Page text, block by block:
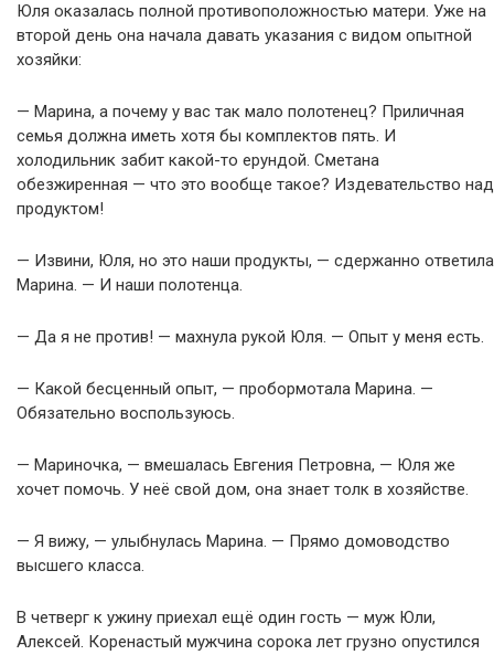
Юля оказалась полной противоположностью матери. Уже на
второй день она начала давать указания с видом опытной
хозяйки:
— Марина, а почему у вас так мало полотенец? Приличная
семья должна иметь хотя бы комплектов пять. И
холодильник забит какой-то ерундой. Сметана
обезжиренная — что это вообще такое? Издевательство над
продуктом!
— Извини, Юля, но это наши продукты, — сдержанно ответила
Марина. — И наши полотенца.
— Да я не против! — махнула рукой Юля. — Опыт у меня есть.
— Какой бесценный опыт, — пробормотала Марина. —
Обязательно воспользуюсь.
— Мариночка, — вмешалась Евгения Петровна, — Юля же
хочет помочь. У неё свой дом, она знает толк в хозяйстве.
— Я вижу, — улыбнулась Марина. — Прямо домоводство
высшего класса.
В четверг к ужину приехал ещё один гость — муж Юли,
Алексей. Коренастый мужчина сорока лет грузно опустился